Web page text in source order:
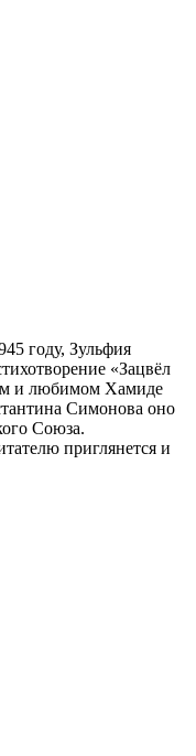
году, Зульфия
«Зацвёл
и любимом Хамиде
Симонова оно
Союза.
приглянется и